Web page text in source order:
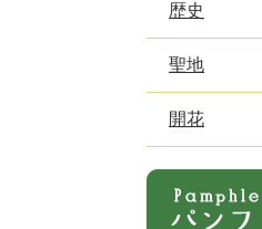
歴史
聖地
開花